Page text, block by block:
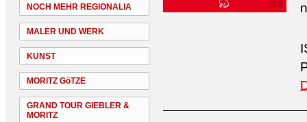
NOCH MEHR REGIONALIA
MALER UND WERK
KUNST
MORITZ GöTZE
GRAND TOUR GIEBLER &
MORITZ